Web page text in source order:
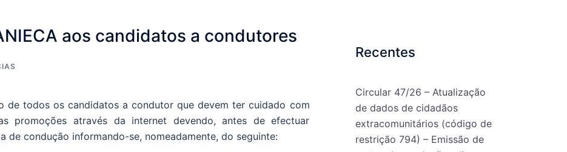
aos candidatos a condutores
de todos os candidatos a condutor que devem ter cuidado com
promoções através da internet devendo, antes de efectuar
de condução informando-se, nomeadamente, do seguinte:
Recentes
Circular 47/26 – Atualização
de dados de cidadãos
extracomunitários (código de
restrição 794) – Emissão de